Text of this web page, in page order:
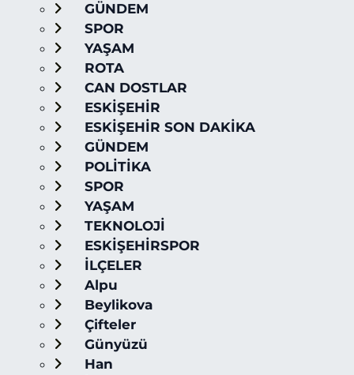
GÜNDEM
SPOR
YAŞAM
ROTA
CAN DOSTLAR
ESKİŞEHİR
ESKİŞEHİR SON DAKİKA
GÜNDEM
POLİTİKA
SPOR
YAŞAM
TEKNOLOJİ
ESKİŞEHİRSPOR
İLÇELER
Alpu
Beylikova
Çifteler
Günyüzü
Han